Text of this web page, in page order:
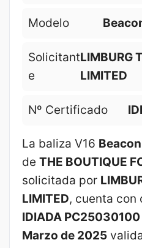
Modelo
Solicitant
e
LIMBURG
LIMITED
Nº Certificado
La baliza V16
de THE BOUTIQUE
solicitada por
LIMITED, cuenta
IDIADA PC25030100
Marzo de 2025